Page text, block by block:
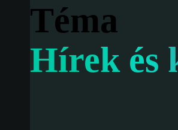
Téma
Hírek és